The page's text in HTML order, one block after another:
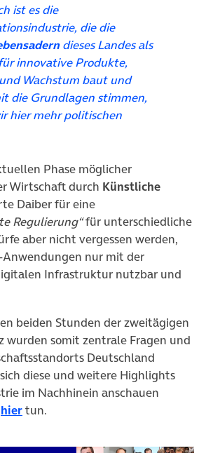
ist es die
die die
dieses Landes als
innovative Produkte,
Wachstum baut und
die Grundlagen stimmen,
hier mehr politischen
Phase möglicher
Wirtschaft durch Künstliche
Daiber für eine
Regulierung“für unterschiedliche
aber nicht vergessen werden,
Anwendungen nur mit der
Infrastruktur nutzbar und
beiden Stunden der zweitägigen
wurden somit zentrale Fragen und
Deutschland
diese und weitere Highlights
im Nachhinein anschauen
hier(öffnet in neuem Tab)
tun.